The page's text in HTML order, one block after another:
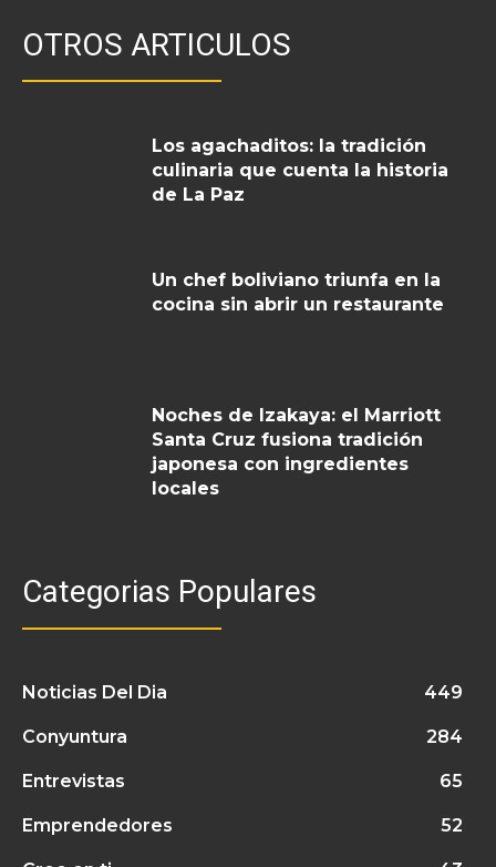
OTROS ARTICULOS
Los agachaditos: la tradición
culinaria que cuenta la historia
de La Paz
Un chef boliviano triunfa en la
cocina sin abrir un restaurante
Noches de Izakaya: el Marriott
Santa Cruz fusiona tradición
japonesa con ingredientes
locales
Categorias Populares
Noticias Del Dia 449
Conyuntura 284
Entrevistas 65
Emprendedores 52